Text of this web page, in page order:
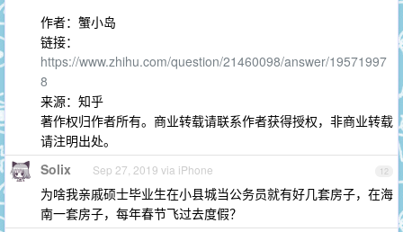
作者：蟹小岛
链接：
https://www.zhihu.com/question/21460098/answer/19571997
8
来源：知乎
著作权归作者所有。商业转载请联系作者获得授权，非商业转载
请注明出处。
12
Solix Sep 27, 2019 via iPhone
为啥我亲戚硕士毕业生在小县城当公务员就有好几套房子，在海
南一套房子，每年春节飞过去度假？